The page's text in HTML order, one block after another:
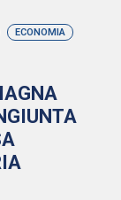
ECONOMIA